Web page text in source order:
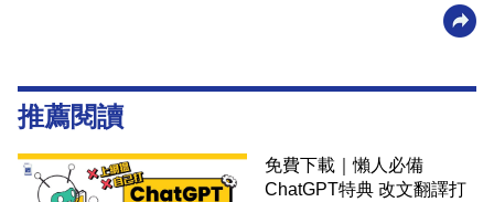
推薦閱讀
免費下載｜懶人必備
ChatGPT特典 改文翻譯打